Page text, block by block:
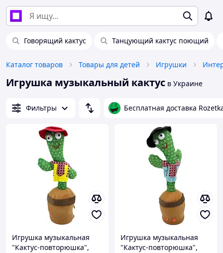
Говорящий кактус Танцующий кактус поющий
Каталог товаров Товары для детей Игрушки
Игрушка музыкальный кактус в Украине
Фильтры Бесплатная доставка
Игрушка музыкальная
"Кактус-повторюшка",
Игрушка музыкальная
"Кактус-повторюшка",